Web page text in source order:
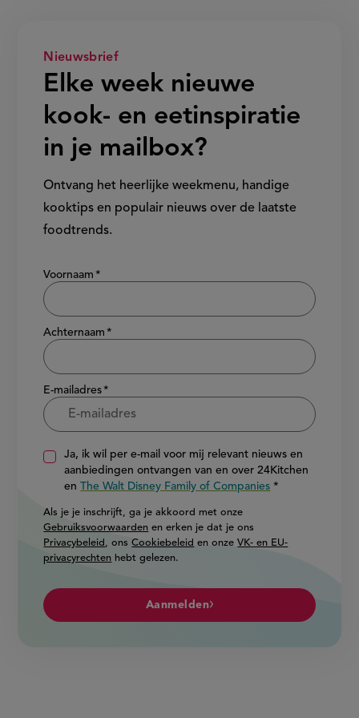
Nieuwsbrief
Elke week nieuwe
kook- en eetinspiratie
in je mailbox?
Ontvang het heerlijke weekmenu, handige
kooktips en populair nieuws over de laatste
foodtrends.
Show/hide
Voornaam
Achternaam
E-mailadres
Ja, ik wil per e-mail voor mij relevant nieuws en
aanbiedingen ontvangen van en over 24Kitchen
enThe Walt Disney Family of Companies
Als je je inschrijft, ga je akkoord met onze
Gebruiksvoorwaarden en erken je dat je ons
Privacybeleid
, onsCookiebeleid en onzeVK- en EU-
privacyrechten hebt gelezen.
Aanmelden